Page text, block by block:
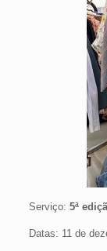
Serviço: 5ª
Datas: 11 de